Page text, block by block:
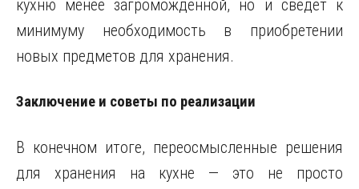
кухню менее загромождённой, но и сведёт к
минимуму необходимость в приобретении
новых предметов для хранения.
Заключение и советы по реализации
В конечном итоге, переосмысленные решения
для хранения на кухне — это не просто